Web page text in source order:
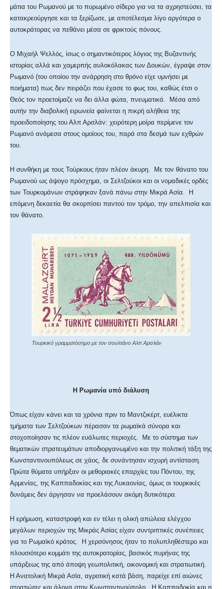
μάτια του Ρωμανού με το πυρωμένο σίδερο για να τα αχρηστεύσει, τα
κατακρεούργησε και τα ξερίζωσε, με αποτέλεσμα λίγο αργότερα ο
αυτοκράτορας να πεθάνει μέσα σε φρικτούς πόνους.
Ο Μιχαήλ Ψελλός, ίσως ο σημαντικότερος λόγιος της Βυζαντινής
ιστορίας αλλά και χαμερπής αυλοκόλακας των Δουκών, έγραψε στον
Ρωμανό (του οποίου την ανάρρηση στο θρόνο είχε υμνήσει με
ποιήματα) πως δεν πειράζει που έχασε το φως του, καθώς έτσι ο
Θεός τον προετοίμαζε να δει άλλα φώτα, πνευματικά. Μέσα από
αυτήν την διαβολική ειρωνεία φαίνεται η πικρή αλήθεια της
προειδοποίησης του Αλπ Αρσλάν: χειρότερη μοίρα περίμενε τον
Ρωμανό ανάμεσα στους ομοίους του, παρά στα δεσμά των εχθρών
του.
Η συνθήκη με τους Τούρκους ήταν πλέον άκυρη. Με τον θάνατο του
Ρωμανού ως άψογο πρόσχημα, οι Σελτζούκοι και οι νομαδικές ορδές
των Τουρκομάνων στράφηκαν ξανά πάνω στην Μικρά Ασία. Η
επόμενη δεκαετία θα σκορπίσει παντού τον τρόμο, την απελπισία και
τον θάνατο.
Τουρκικό γραμματόσημο με τον σουλτάνο Αλπ Αρσλάν
Η Ρωμανία υπό διάλυση
Όπως είχαν κάνει και τα χρόνια πριν το Μαντζικέρτ, ευέλικτα
τμήματα των Σελτζούκων πέρασαν τα ρωμαϊκά σύνορα και
στοχοποίησαν τις πλέον ευάλωτες περιοχές. Με το σύστημα των
θεματικών στρατευμάτων αποδιοργανωμένο και την πολιτική τάξη της
Κωνσταντινουπόλεως σε χάος, δε συνάντησαν ισχυρή αντίσταση.
Πρώτα θύματα υπήρξαν οι μεθοριακές επαρχίες του Πόντου, της
Αρμενίας, της Καππαδοκίας και της Λυκαονίας, όμως οι τουρκικές
δυνάμεις δεν άργησαν να προελάσουν ακόμη δυτικότερα.
Η ερήμωση, καταστροφή και εν τέλει η ολική απώλεια ελέγχου
μεγάλων περιοχών της Μικράς Ασίας είχαν συντριπτικές συνέπειες
για το Ρωμαϊκό κράτος. Η χερσόνησος ήταν το πολυπληθέστερο και
πλουσιότερο κομμάτι της αυτοκρατορίας, βασικός πυρήνας της
υπάρξεως της από άποψη γεωπολιτική, οικονομική και στρατιωτική.
Η Ανατολική Μικρά Ασία, αγροτική κατά βάση, παρείχε επί αιώνες
στρατιώτες και άλογα στην Κωνσταντινούπολη. Η Καππαδοκία και η